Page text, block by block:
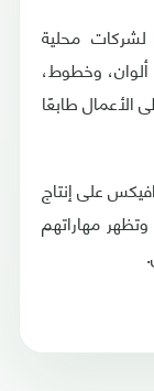
محلية
ألوان، وخطوط،
طابعًا
على إنتاج
مهاراتهم